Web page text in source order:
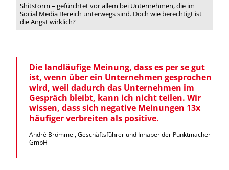
Shitstorm – gefürchtet vor allem bei Unternehmen, die im
Social Media Bereich unterwegs sind. Doch wie berechtigt ist
die Angst wirklich?
Die landläufige Meinung, dass es per se gut
ist, wenn über ein Unternehmen gesprochen
wird, weil dadurch das Unternehmen im
Gespräch bleibt, kann ich nicht teilen. Wir
wissen, dass sich negative Meinungen 13x
häufiger verbreiten als positive.
André Brömmel, Geschäftsführer und Inhaber der Punktmacher
GmbH